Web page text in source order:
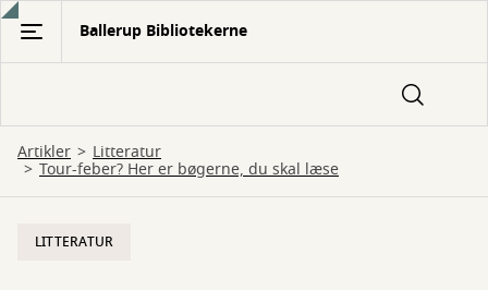
Gå
hovedindhold
Ballerup Bibliotekerne
Artikler Litteratur
Tour-feber? Her er bøgerne, du skal læse
LITTERATUR